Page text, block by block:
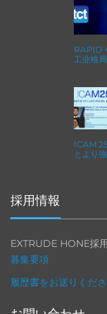
RAPID
工业格局
ICAM
とより
採用情報
EXTRUDE HONE採
募集要項
履歴書をお送りくださ